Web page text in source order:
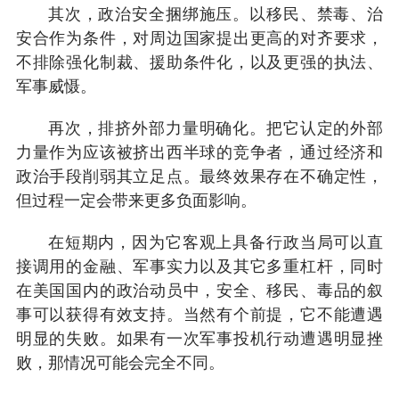
其次，政治安全捆绑施压。以移民、禁毒、治
安合作为条件，对周边国家提出更高的对齐要求，
不排除强化制裁、援助条件化，以及更强的执法、
军事威慑。
再次，排挤外部力量明确化。把它认定的外部
力量作为应该被挤出西半球的竞争者，通过经济和
政治手段削弱其立足点。最终效果存在不确定性，
但过程一定会带来更多负面影响。
在短期内，因为它客观上具备行政当局可以直
接调用的金融、军事实力以及其它多重杠杆，同时
在美国国内的政治动员中，安全、移民、毒品的叙
事可以获得有效支持。当然有个前提，它不能遭遇
明显的失败。如果有一次军事投机行动遭遇明显挫
败，那情况可能会完全不同。